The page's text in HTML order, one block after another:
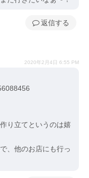
返信
2020年2月4日 6:55 PM
り立てというのは嬉
、他のお店にも行っ